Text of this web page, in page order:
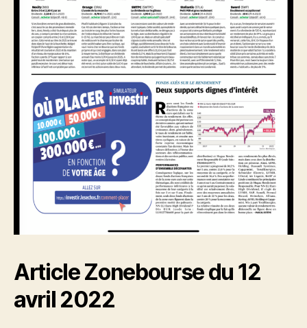
Article Zonebourse du 12
avril 2022